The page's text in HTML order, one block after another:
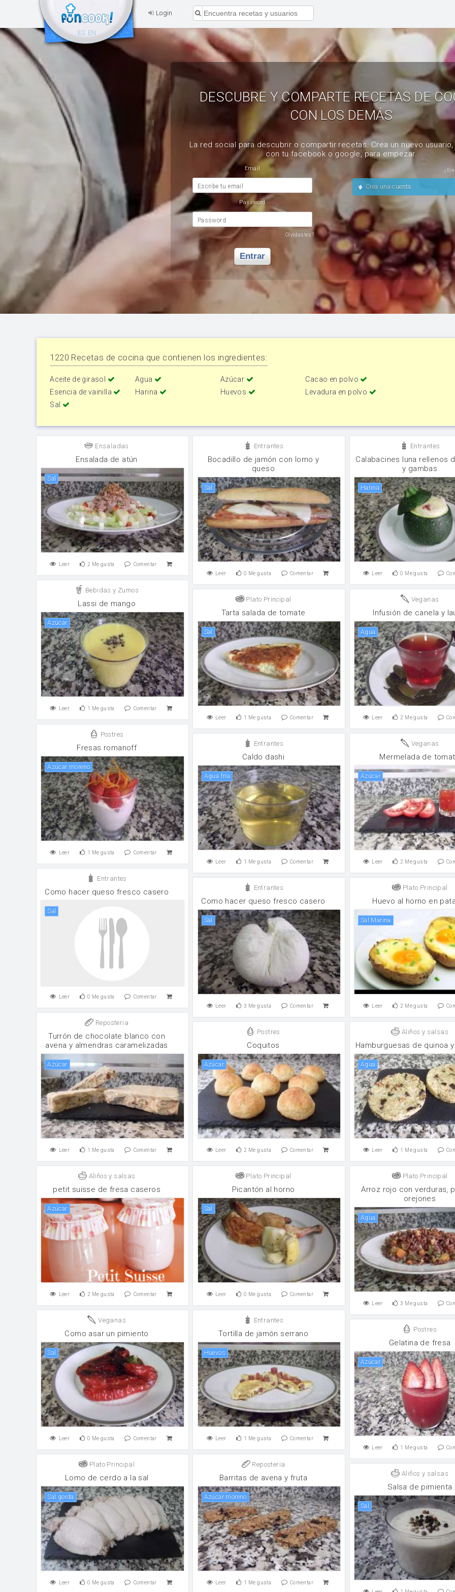
Login
ES EN
DESCUBRE Y COMPARTE RECETAS DE
CON LOS DEMÁS
La red social para descubrir o compartir recetas. Crea un nuevo
con tu facebook o google, para empezar.
Email
Escribe tu email
Password
Password
Olvidastes?
Entrar
Crea una cuenta
1220 Recetas de cocina que contienen los ingredientes:
Aceite de girasol Agua Azúcar
Cacao en polvo
Esencia de vainilla
Harina Huevos
Levadura en polvo
Sal
Ensaladas
Ensalada de atún
sal
Leer 2 Me gusta Comentar
Entrantes
Bocadillo de jamón con lomo y
queso
sal
Leer 0 Me gusta Comentar
Entrantes
Calabacines luna rellenos
y gambas
harina
Leer 0 Me gusta
Bebidas y Zumos
Lassi de mango
Azúcar
Leer 1 Me gusta Comentar
Plato Principal
Tarta salada de tomate
sal
Leer 1 Me gusta Comentar
Veganas
Infusión de canela y
agua
Leer 2 Me gusta
Postres
Fresas romanoff
Azúcar moreno
Leer 1 Me gusta Comentar
Entrantes
Caldo dashi
Agua fría
Leer 1 Me gusta Comentar
Veganas
Mermelada de
Azúcar
Leer 2 Me gusta
Entrantes
Como hacer queso fresco casero
sal
Leer 0 Me gusta Comentar
Entrantes
Como hacer queso fresco casero
sal
Leer 3 Me gusta Comentar
Plato Principal
Huevo al horno en
Sal Marina
Leer 2 Me gusta
Reposteria
Turrón de chocolate blanco con
avena y almendras caramelizadas
Azúcar
Leer 1 Me gusta Comentar
Postres
Coquitos
Azúcar
Leer 2 Me gusta Comentar
Aliños y salsas
Hamburguesas de quinoa
agua
Leer 1 Me gusta
Aliños y salsas
petit suisse de fresa caseros
Azúcar
Leer 2 Me gusta Comentar
Plato Principal
Picantón al horno
sal
Leer 0 Me gusta Comentar
Plato Principal
Arroz rojo con verduras,
orejones
agua
Leer 3 Me gusta
Veganas
Como asar un pimiento
sal
Leer 0 Me gusta Comentar
Entrantes
Tortilla de jamón serrano
huevos
Leer 1 Me gusta Comentar
Postres
Gelatina de fresa
Azúcar
Leer 1 Me gusta
Plato Principal
Lomo de cerdo a la sal
sal gorda
Leer 0 Me gusta Comentar
Reposteria
Barritas de avena y fruta
Azúcar moreno
Leer 1 Me gusta Comentar
Aliños y salsas
Salsa de pimienta
sal